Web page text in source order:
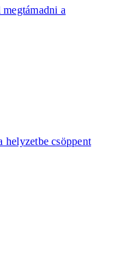
a
csöppent